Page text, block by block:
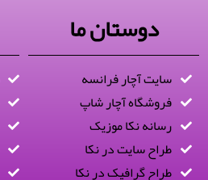
دوستان ما
سایت آچار فرانسه
فروشگاه آچار شاپ
رسانه نکا موزیک
طراح سایت در نکا
طراح گرافیک در نکا